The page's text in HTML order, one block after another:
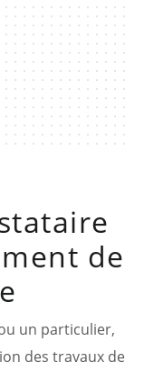
de
un particulier,
des travaux de